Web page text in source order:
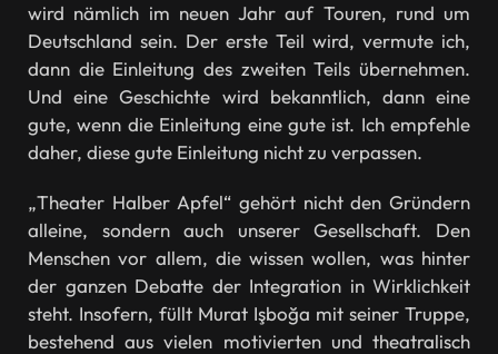
wird nämlich im neuen Jahr auf Touren, rund um
Deutschland sein. Der erste Teil wird, vermute ich,
dann die Einleitung des zweiten Teils übernehmen.
Und eine Geschichte wird bekanntlich, dann eine
gute, wenn die Einleitung eine gute ist. Ich empfehle
daher, diese gute Einleitung nicht zu verpassen.
„Theater Halber Apfel“ gehört nicht den Gründern
alleine, sondern auch unserer Gesellschaft. Den
Menschen vor allem, die wissen wollen, was hinter
der ganzen Debatte der Integration in Wirklichkeit
steht. Insofern, füllt Murat Işboğa mit seiner Truppe,
bestehend aus vielen motivierten und theatralisch